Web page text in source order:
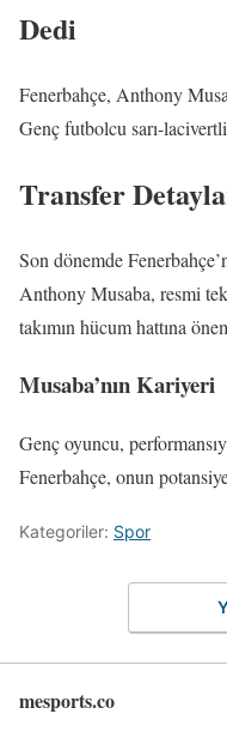
Dedi
Fenerbahçe, Anthony
Genç futbolcu sarı-
Transfer
Son dönemde
Anthony Musaba, resmi
takımın hücum hattına
Musaba’nın Kariyeri
Genç oyuncu,
Fenerbahçe, onun
Kategoriler: Spor
mesports.co